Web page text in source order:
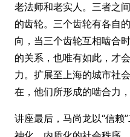
老法师和老实人。三者之
的齿轮。三个齿轮有各自
向，当三个齿轮互相啮合
的关系，也唯有如此，才
力。扩展至上海的城市社
在，他们所形成的啮合力
讲座最后，马尚龙以“信赖